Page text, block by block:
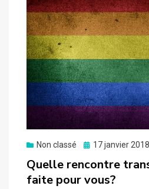
Non classé
Posted
17 janvier 2018
Quelle rencontre
faite pour vous?